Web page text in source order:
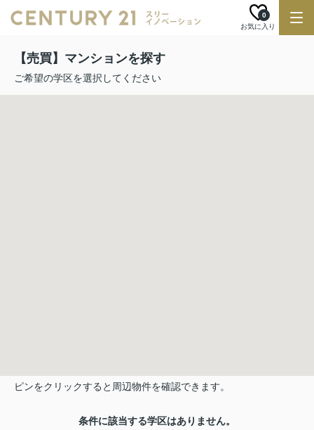
お気に入り
0
【売買】マンションを探す
ご希望の学区を選択してください
ピンをクリックすると周辺物件を確認できます。
条件に該当する学区はありません。